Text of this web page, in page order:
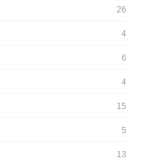
26
4
6
4
15
5
13